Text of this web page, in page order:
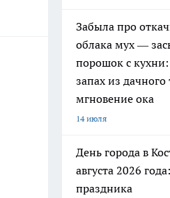
Забыла про
облака мух —
порошок с кухни:
запах из дачного
мгновение ока
14 июля
День города в
августа 2026
праздника